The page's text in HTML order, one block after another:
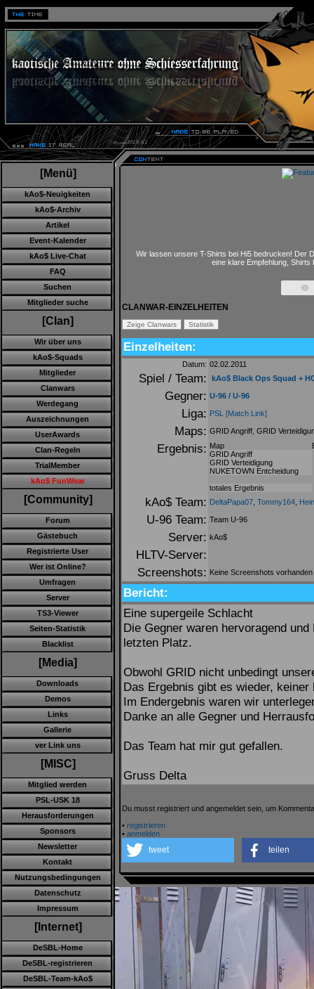
[Menü]
kAo$-Neuigkeiten
kAo$-Archiv
Artikel
Event-Kalender
kAo$ Live-Chat
FAQ
Suchen
Mitglieder suche
[Clan]
Wir über uns
kAo$-Squads
Mitglieder
Clanwars
Werdegang
Auszeichnungen
UserAwards
Clan-Regeln
TrialMember
kAo$ FunWear
[Community]
Forum
Gästebuch
Registrierte User
Wer ist Online?
Umfragen
Server
TS3-Viewer
Seiten-Statistik
Blacklist
[Media]
Downloads
Demos
Links
Gallerie
ver Link uns
[MISC]
Mitglied werden
PSL-USK 18
Herausforderungen
Sponsors
Newsletter
Kontakt
Nutzungsbedingungen
Datenschutz
Impressum
[Internet]
DeSBL-Home
DeSBL-registrieren
DeSBL-Team-kAo$
Wir lassen unsere T-Shirts bei Hi5 bedrucken!
eine klare Empfehlung,
CLANWAR-EINZELHEITEN
Einzelheiten:
Datum: 02.02.2011
Spiel / Team: kAo$ Black Ops Squad +
Gegner: U-96 / U-96
Liga: PSL [Match Link]
Maps: GRID Angriff, GRID
Ergebnis: Map
GRID Angriff
GRID Verteidigung
NUKETOWN Entcheidung
totales Ergebnis
kAo$ Team: DeltaPapa07 Tommy164
U-96 Team: Team U-96
Server: kAo$
HLTV-Server:
Screenshots: Keine Screenshots vorhanden
Bericht:
Eine supergeile Schlacht
Die Gegner waren hervoragend
letzten Platz.
Obwohl GRID nicht unbedingt
Das Ergebnis gibt es wieder,
Im Endergebnis waren wir
Danke an alle Gegner und
Das Team hat mir gut gefallen.
Gruss Delta
Du musst registriert und angemeldet sein, um
• registrieren
• anmelden
tweet teilen